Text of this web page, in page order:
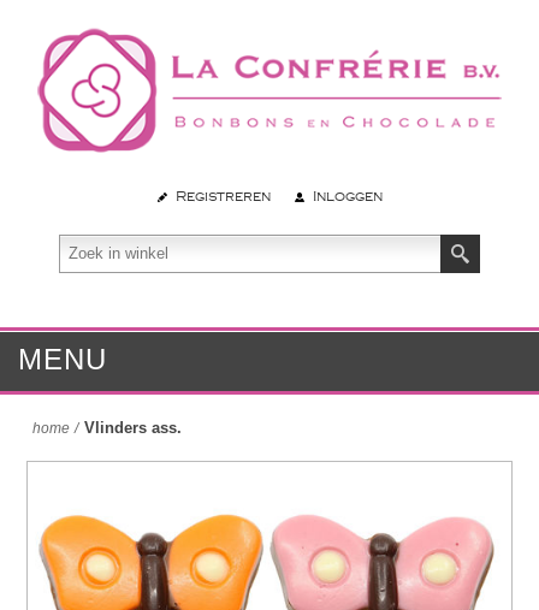
Registreren Inloggen
MENU
home / Vlinders ass.